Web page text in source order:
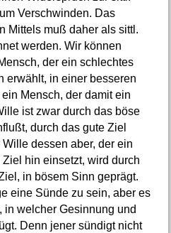
Verschwinden. Das
Mittels muß daher als sittl.
werden. Wir können
der ein schlechtes
erwählt, in einer besseren
Mensch, der damit ein
ist zwar durch das böse
durch das gute Ziel
dessen aber, der ein
hin einsetzt, wird durch
in bösem Sinn geprägt.
eine Sünde zu sein, aber es
in welcher Gesinnung und
Denn jener sündigt nicht